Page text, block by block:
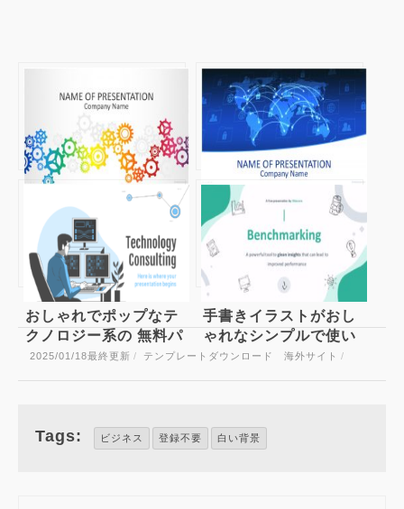
カラフルな歯車をモチ
ーフにしたパワーポイ
ントテンプレート
Colorful Gears
Internet
Communication グロ
ーバルなビジネスをイ
メージするパワーポイ
ントテンプレート
おしゃれでポップなテ
クノロジー系の 無料パ
ワーポイントテンプレ
手書きイラストがおし
ゃれなシンプルで使い
やすい 無料パワーポイ
2025/01/18最終更新 / テンプレートダウンロード 海外サイト /
Tags: ビジネス 登録不要 白い背景